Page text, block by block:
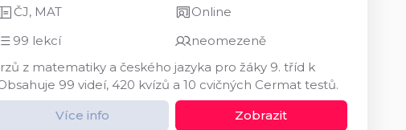
ČJ, MAT
Online
99 lekcí
neomezeně
z matematiky a českého jazyka pro žáky 9. tříd k
99 videí, 420 kvízů a 10 cvičných Cermat testů.
Více info Zobrazit